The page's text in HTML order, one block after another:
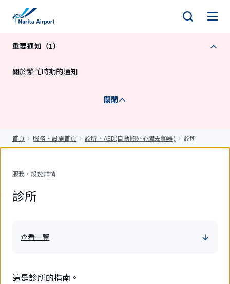
重要通知（1）
關於繁忙時期的通知
關閉
首頁 服務・設施首頁 診所、AED(自動體外心臟去顫器) 診所
服務・設施詳情
診所
查看一覽
這是診所的指南。